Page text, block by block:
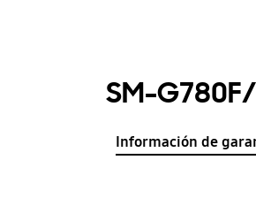
SM-
Información de